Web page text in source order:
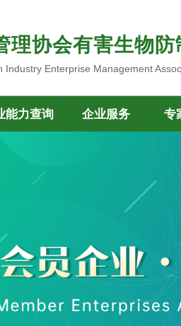
理协会有害生物防
Enterprise Management
能力查询 企业服务 专